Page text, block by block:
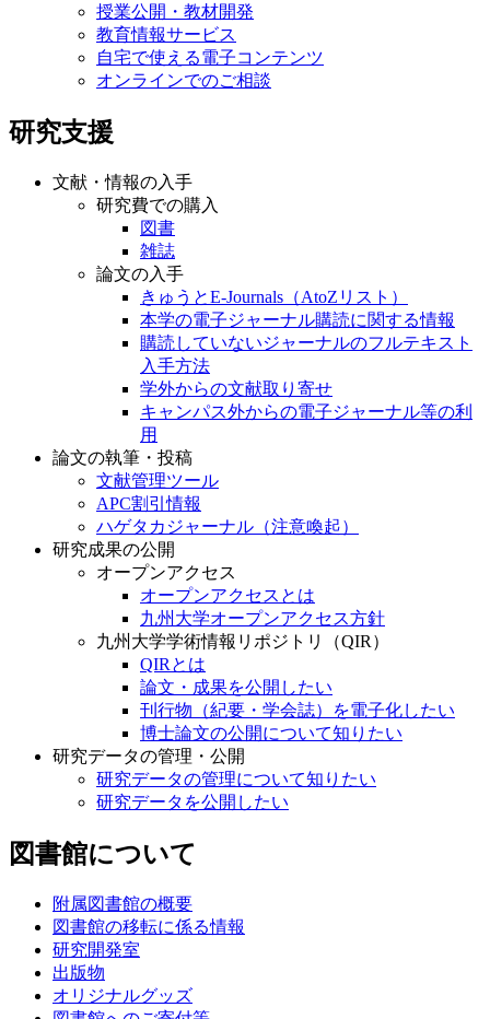
授業公開・教材開発
教育情報サービス
自宅で使える電子コンテンツ
オンラインでのご相談
研究支援
文献・情報の入手
研究費での購入
図書
雑誌
論文の入手
きゅうとE-Journals（AtoZリスト）
本学の電子ジャーナル購読に関する情報
購読していないジャーナルのフルテキスト
入手方法
学外からの文献取り寄せ
キャンパス外からの電子ジャーナル等の利
用
論文の執筆・投稿
文献管理ツール
APC割引情報
ハゲタカジャーナル（注意喚起）
研究成果の公開
オープンアクセス
オープンアクセスとは
九州大学オープンアクセス方針
九州大学学術情報リポジトリ（QIR）
QIRとは
論文・成果を公開したい
刊行物（紀要・学会誌）を電子化したい
博士論文の公開について知りたい
研究データの管理・公開
研究データの管理について知りたい
研究データを公開したい
図書館について
附属図書館の概要
図書館の移転に係る情報
研究開発室
出版物
オリジナルグッズ